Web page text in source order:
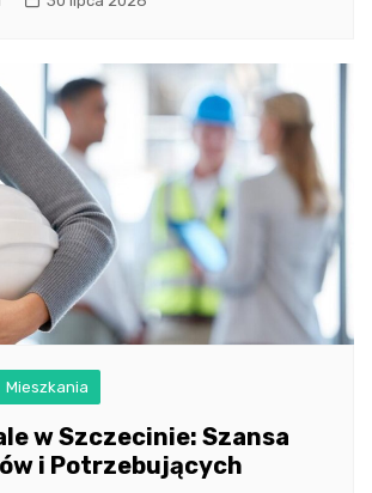
Mieszkania
w Szczecinie: Szansa
i Potrzebujących